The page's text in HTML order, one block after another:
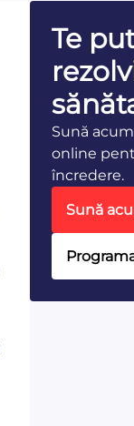
Te
Sună
online
încredere.
Sună